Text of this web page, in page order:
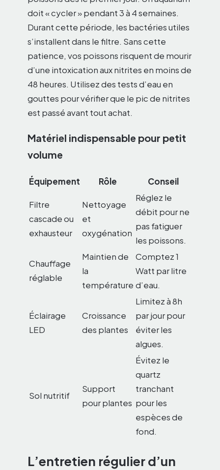
doit « cycler » pendant 3 à 4 semaines.
Durant cette période, les bactéries utiles
s’installent dans le filtre. Sans cette
patience, vos poissons risquent de mourir
d’une intoxication aux nitrites en moins de
48 heures. Utilisez des tests d’eau en
gouttes pour vérifier que le pic de nitrites
est passé avant tout achat.
Matériel indispensable pour petit
volume
Équipement Rôle Conseil
Filtre
cascade ou
exhausteur
Nettoyage
et
oxygénation
Réglez le
débit pour ne
pas fatiguer
les poissons.
Chauffage
réglable
Maintien de
la
température
Comptez 1
Watt par litre
d’eau.
Éclairage
LED
Croissance
des plantes
Limitez à 8h
par jour pour
éviter les
algues.
Sol nutritif
Support
pour plantes
Évitez le
quartz
tranchant
pour les
espèces de
fond.
L’entretien régulier d’un